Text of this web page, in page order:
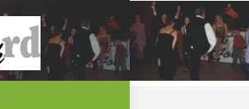
to
content